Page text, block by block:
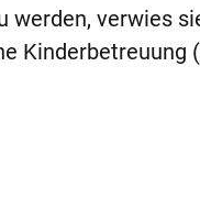
werden, verwies
Kinderbetreuung